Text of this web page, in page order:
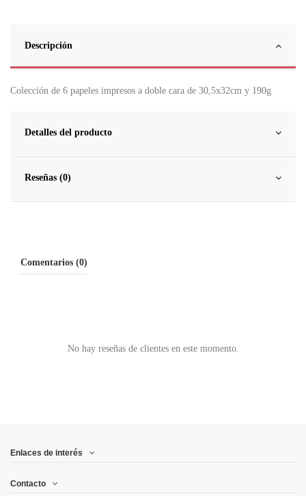
Descripción
Colección de 6 papeles impresos a doble cara de 30,5x32cm y 190g
Detalles del producto
Reseñas (0)
Comentarios (0)
No hay reseñas de clientes en este momento.
Enlaces de interés
Contacto